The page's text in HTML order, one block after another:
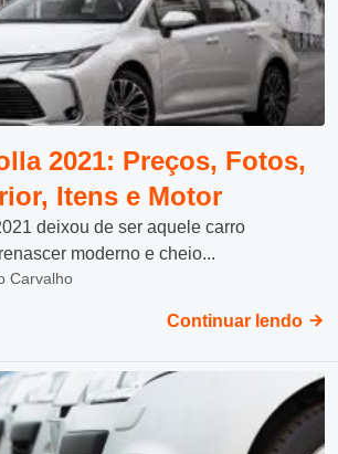
2021: Preços, Fotos,
Itens e Motor
deixou de ser aquele carro
moderno e cheio...
Carvalho
Continuar lendo